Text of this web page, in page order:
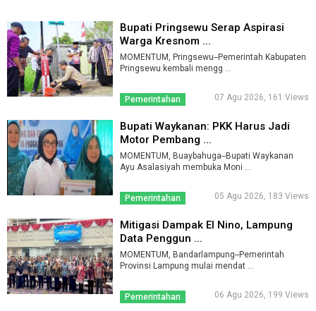
Bupati Pringsewu Serap Aspirasi
Warga Kresnom ...
MOMENTUM, Pringsewu--Pemerintah Kabupaten
Pringsewu kembali mengg ...
Pemerintahan 07 Agu 2026, 161 Views
Bupati Waykanan: PKK Harus Jadi
Motor Pembang ...
MOMENTUM, Buaybahuga--Bupati Waykanan
Ayu Asalasiyah membuka Moni ...
Pemerintahan 05 Agu 2026, 183 Views
Mitigasi Dampak El Nino, Lampung
Data Penggun ...
MOMENTUM, Bandarlampung--Pemerintah
Provinsi Lampung mulai mendat ...
Pemerintahan 06 Agu 2026, 199 Views